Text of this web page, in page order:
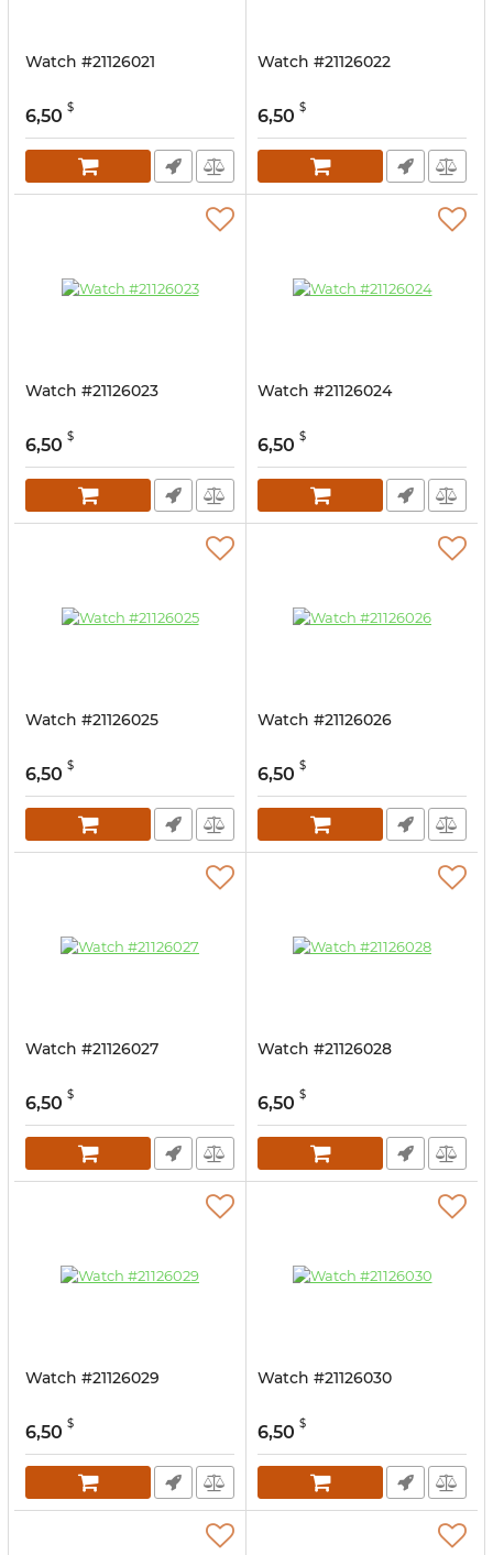
Watch #21126021
6,50 $
Watch #21126022
6,50 $
Watch #21126023
6,50 $
Watch #21126024
6,50 $
Watch #21126025
6,50 $
Watch #21126026
6,50 $
Watch #21126027
6,50 $
Watch #21126028
6,50 $
Watch #21126029
6,50 $
Watch #21126030
6,50 $